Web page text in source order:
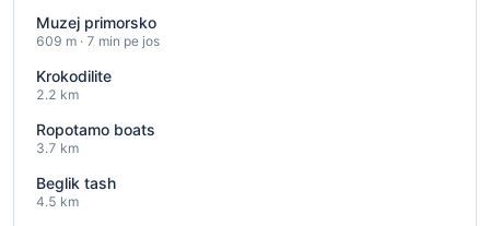
Muzej primorsko
609 m · 7 min pe jos
Krokodilite
2.2 km
Ropotamo boats
3.7 km
Beglik tash
4.5 km